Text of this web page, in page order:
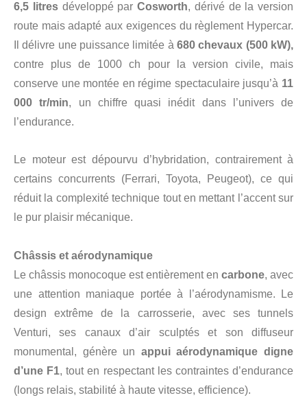
6,5 litresdéveloppé par Cosworth, dérivé de la version
route mais adapté aux exigences du règlement Hypercar.
Il délivre une puissance limitée à 680 chevaux (500 kW),
contre plus de 1000 ch pour la version civile, mais
conserve une montée en régime spectaculaire jusqu’à 11
000 tr/min, un chiffre quasi inédit dans l’univers de
l’endurance.
Le moteur est dépourvu d’hybridation, contrairement à
certains concurrents (Ferrari, Toyota, Peugeot), ce qui
réduit la complexité technique tout en mettant l’accent sur
le pur plaisir mécanique.
Châssis et aérodynamique
Le châssis monocoque est entièrement en carbone, avec
une attention maniaque portée à l’aérodynamisme. Le
design extrême de la carrosserie, avec ses tunnels
Venturi, ses canaux d’air sculptés et son diffuseur
monumental, génère un appui aérodynamique digne
d’une F1, tout en respectant les contraintes d’endurance
(longs relais, stabilité à haute vitesse, efficience).